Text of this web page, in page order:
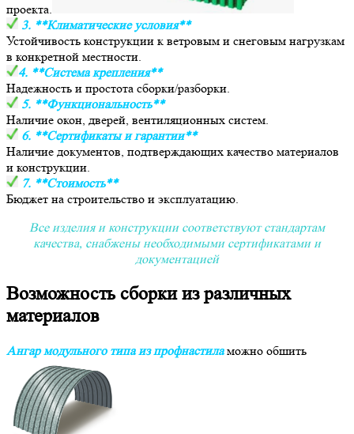
проекта.
3. **Климатические условия**
Устойчивость конструкции к ветровым и снеговым нагрузкам
в конкретной местности.
4. **Система крепления**
Надежность и простота сборки/разборки.
5. **Функциональность**
Наличие окон, дверей, вентиляционных систем.
6. **Сертификаты и гарантии**
Наличие документов, подтверждающих качество материалов
и конструкции.
7. **Стоимость**
Бюджет на строительство и эксплуатацию.
Все изделия и конструкции соответствуют стандартам
качества, снабжены необходимыми сертификатами и
документацией
Возможность сборки из различных
материалов
Ангар модульного типа из профнастила можно обшить